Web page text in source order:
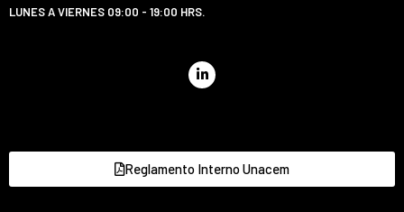
LUNES A VIERNES 09:00 - 19:00 HRS.
Reglamento Interno Unacem